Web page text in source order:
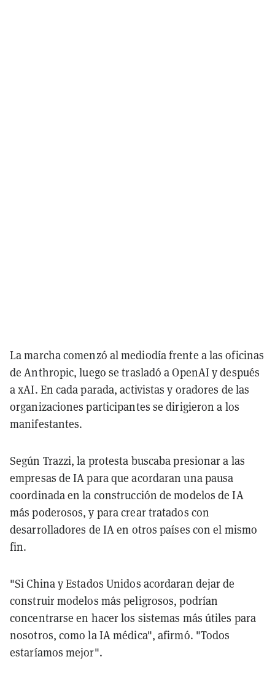
La marcha comenzó al mediodía frente a las oficinas
de Anthropic, luego se trasladó a OpenAI y después
a xAI. En cada parada, activistas y oradores de las
organizaciones participantes se dirigieron a los
manifestantes.
Según Trazzi, la protesta buscaba presionar a las
empresas de IA para que acordaran una pausa
coordinada en la construcción de modelos de IA
más poderosos, y para crear tratados con
desarrolladores de IA en otros países con el mismo
fin.
"Si China y Estados Unidos acordaran dejar de
construir modelos más peligrosos, podrían
concentrarse en hacer los sistemas más útiles para
nosotros, como la IA médica", afirmó. "Todos
estaríamos mejor".